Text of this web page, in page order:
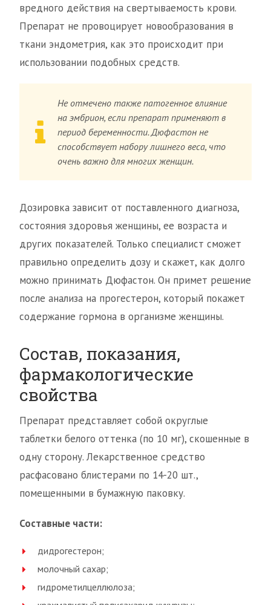
вредного действия на свертываемость крови.
Препарат не провоцирует новообразования в
ткани эндометрия, как это происходит при
использовании подобных средств.
Не отмечено также патогенное влияние
на эмбрион, если препарат применяют в
период беременности. Дюфастон не
способствует набору лишнего веса, что
очень важно для многих женщин.
Дозировка зависит от поставленного диагноза,
состояния здоровья женщины, ее возраста и
других показателей. Только специалист сможет
правильно определить дозу и скажет, как долго
можно принимать Дюфастон. Он примет решение
после анализа на прогестерон, который покажет
содержание гормона в организме женщины.
Состав, показания,
фармакологические
свойства
Препарат представляет собой округлые
таблетки белого оттенка (по 10 мг), скошенные в
одну сторону. Лекарственное средство
расфасовано блистерами по 14-20 шт.,
помещенными в бумажную паковку.
Составные части:
дидрогестерон;
молочный сахар;
гидрометилцеллюлоза;